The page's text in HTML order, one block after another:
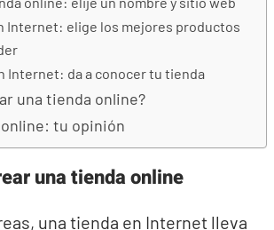
Internet: elige los mejores productos
Internet: da a conocer tu tienda
una tienda online?
tu opinión
una tienda online
una tienda en Internet lleva